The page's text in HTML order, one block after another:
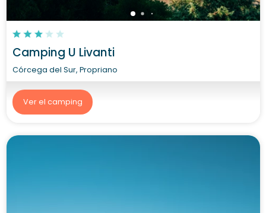
Camping U Livanti
Córcega del Sur, Propriano
Ver el camping